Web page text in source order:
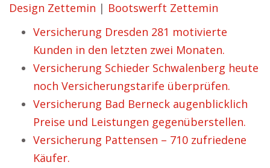
Design Zettemin | Bootswerft Zettemin
Versicherung Dresden 281 motivierte
Kunden in den letzten zwei Monaten.
Versicherung Schieder Schwalenberg heute
noch Versicherungstarife überprüfen.
Versicherung Bad Berneck augenblicklich
Preise und Leistungen gegenüberstellen.
Versicherung Pattensen – 710 zufriedene
Käufer.